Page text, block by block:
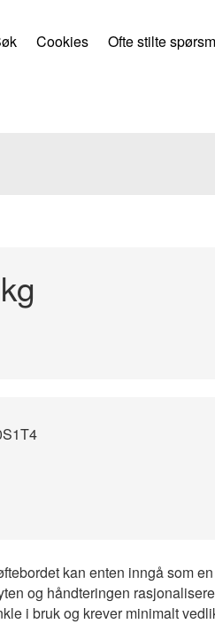
Cookies Ofte stilte
kan enten inngå som
og håndteringen
i bruk og krever minimalt